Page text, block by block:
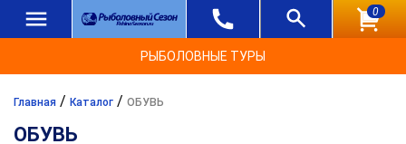
0
РЫБОЛОВНЫЕ ТУРЫ
Главная / Каталог / ОБУВЬ
ОБУВЬ